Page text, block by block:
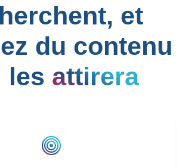
et
du contenu
les attirera